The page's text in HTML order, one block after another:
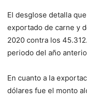
El desglose detalla
exportado de carne y
2020 contra los
periodo del año
En cuanto a la
dólares fue el monto